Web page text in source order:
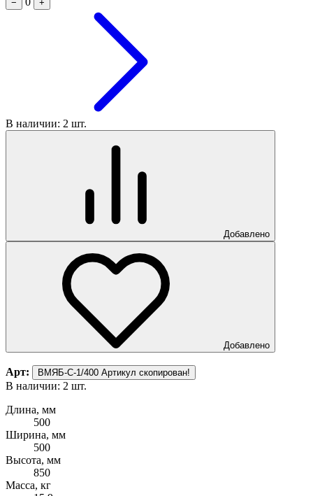
− +
В наличии: 2 шт.
Добавлено
Добавлено
Арт: ВМЯБ-С-1/400 Артикул скопирован!
В наличии: 2 шт.
Длина, мм
500
Ширина, мм
500
Высота, мм
850
Масса, кг